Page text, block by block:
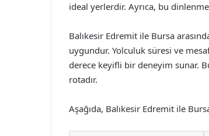
ideal yerlerdir. Ayrıca, bu
Balıkesir Edremit ile Bursa
uygundur. Yolculuk süresi ve
derece keyifli bir deneyim sunar.
rotadır.
Aşağıda, Balıkesir Edremit ile